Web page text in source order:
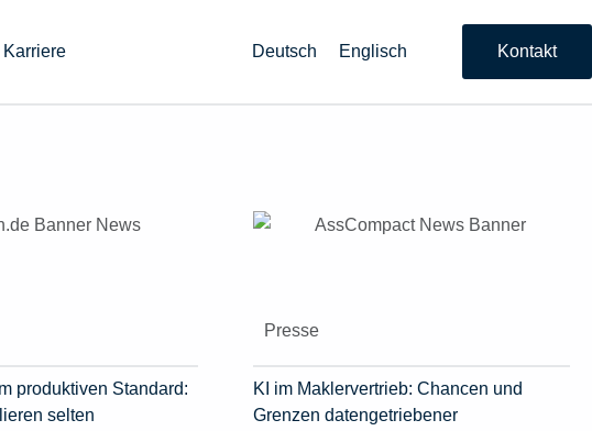
Karriere Deutsch Englisch Kontakt
produktiven Standard:
selten
Presse
KI im Maklervertrieb: Chancen und
Grenzen datengetriebener